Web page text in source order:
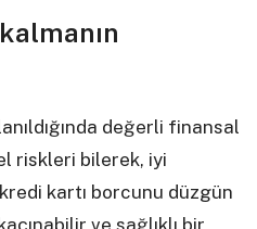
değerli finansal
riskleri bilerek, iyi
kartı borcunu düzgün